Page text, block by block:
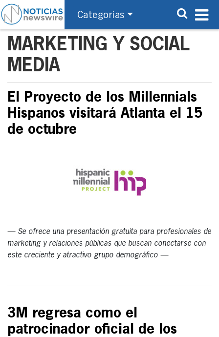
Categorías
MARKETING Y SOCIAL
MEDIA
El Proyecto de los Millennials
Hispanos visitará Atlanta el 15
de octubre
— Se ofrece una presentación gratuita para profesionales de
marketing y relaciones públicas que buscan conectarse con
este creciente y atractivo grupo demográfico —
3M regresa como el
patrocinador oficial de los